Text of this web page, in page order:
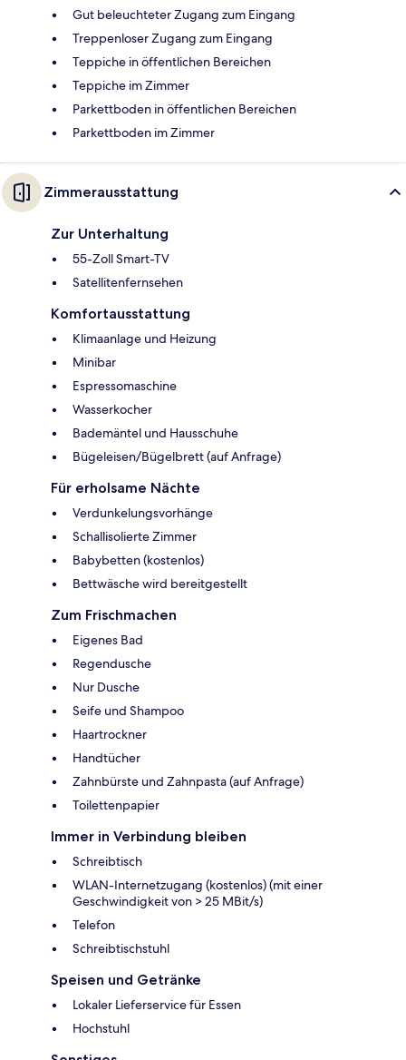
Gut beleuchteter Zugang zum Eingang
Treppenloser Zugang zum Eingang
Teppiche in öffentlichen Bereichen
Teppiche im Zimmer
Parkettboden in öffentlichen Bereichen
Parkettboden im Zimmer
Zimmerausstattung
Zur Unterhaltung
55-Zoll Smart-TV
Satellitenfernsehen
Komfortausstattung
Klimaanlage und Heizung
Minibar
Espressomaschine
Wasserkocher
Bademäntel und Hausschuhe
Bügeleisen/Bügelbrett (auf Anfrage)
Für erholsame Nächte
Verdunkelungsvorhänge
Schallisolierte Zimmer
Babybetten (kostenlos)
Bettwäsche wird bereitgestellt
Zum Frischmachen
Eigenes Bad
Regendusche
Nur Dusche
Seife und Shampoo
Haartrockner
Handtücher
Zahnbürste und Zahnpasta (auf Anfrage)
Toilettenpapier
Immer in Verbindung bleiben
Schreibtisch
WLAN-Internetzugang (kostenlos) (mit einer
Geschwindigkeit von > 25 MBit/s)
Telefon
Schreibtischstuhl
Speisen und Getränke
Lokaler Lieferservice für Essen
Hochstuhl